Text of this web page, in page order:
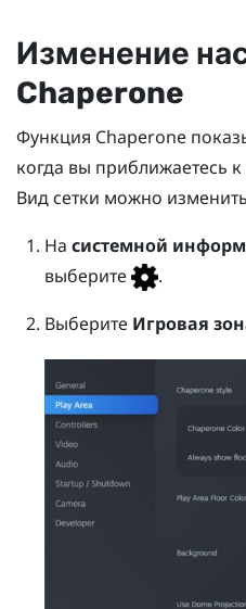
Изменение
Chaperone
Функция Chaperone
когда вы приближаетесь
Вид сетки можно
На системной
выберите
.
Выберите Игровая